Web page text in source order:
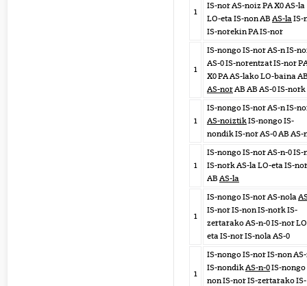
1
IS-nor AS-noiz PA X0 AS-la
LO-eta IS-non AB AS-laIS-
IS-norekin PA IS-nor
1
IS-nongo IS-nor AS-n IS-
AS-0 IS-norentzat IS-nor
X0 PA AS-lako LO-baina
AS-norAB AB AS-0 IS-nork
1
IS-nongo IS-nor AS-n IS-
AS-noiztikIS-nongo IS-
nondik IS-nor AS-0 AB AS-
1
IS-nongo IS-nor AS-n-0 IS-
IS-nork AS-la LO-eta IS-
AB AS-la
1
IS-nongo IS-nor AS-nola
IS-nor IS-non IS-nork IS-
zertarako AS-n-0 IS-nor
eta IS-nor IS-nola AS-0
1
IS-nongo IS-nor IS-non
IS-nondikAS-n-0IS-nongo
non IS-nor IS-zertarako IS-